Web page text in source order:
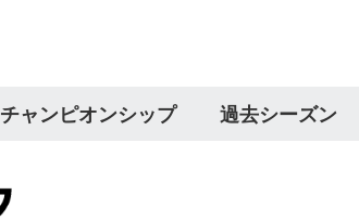
チャンピオンシップ 過去シーズン